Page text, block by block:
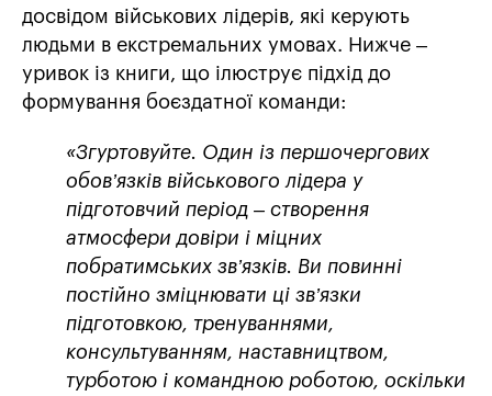
досвідом військових лідерів, які керують
людьми в екстремальних умовах. Нижче –
уривок із книги, що ілюструє підхід до
формування боєздатної команди:
«Згуртовуйте. Один із першочергових
обов’язків військового лідера у
підготовчий період – створення
атмосфери довіри і міцних
побратимських зв’язків. Ви повинні
постійно зміцнювати ці зв’язки
підготовкою, тренуваннями,
консультуванням, наставництвом,
турботою і командною роботою, оскільки